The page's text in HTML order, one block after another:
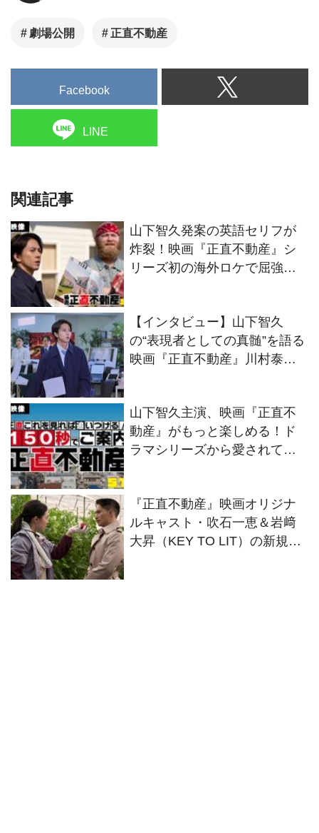
劇場公開 正直不動産
Facebook
LINE
関連記事
山下智久発案の英語セリフが
炸裂！映画『正直不動産』シ
リーズ初の海外ロケで屈強な
【インタビュー】山下智久
の“表現者としての真髄”を語る
映画『正直不動産』川村泰祐
山下智久主演、映画『正直不
動産』がもっと楽しめる！ド
ラマシリーズから愛されてき
『正直不動産』映画オリジナ
ルキャスト・吹石一恵＆岩﨑
大昇（KEY TO LIT）の新規場